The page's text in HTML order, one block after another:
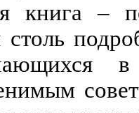
книга –
столь